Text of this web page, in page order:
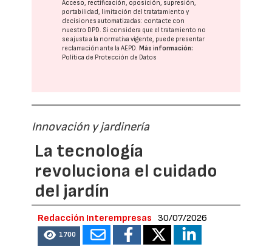
Acceso, rectificación, oposición, supresión,
portabilidad, limitación del tratatamiento y
decisiones automatizadas: contacte con
nuestro DPD. Si considera que el tratamiento no
se ajusta a la normativa vigente, puede presentar
reclamación ante laAEPD. Más información:
Política de Protección de Datos
Innovación y jardinería
La tecnología
revoluciona el cuidado
del jardín
Redacción Interempresas 30/07/2026
1700